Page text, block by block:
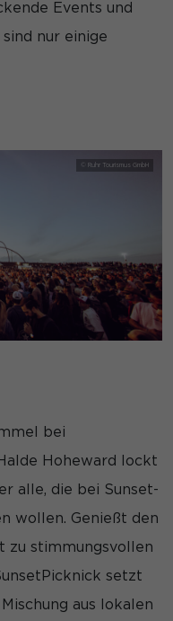
Events und
nur einige
bei
Hoheward lockt
alle, die bei Sunset-
wollen. Genießt den
zu stimmungsvollen
setzt
aus lokalen